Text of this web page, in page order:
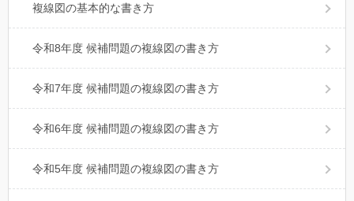
複線図の基本的な書き方
令和8年度 候補問題の複線図の書き方
令和7年度 候補問題の複線図の書き方
令和6年度 候補問題の複線図の書き方
令和5年度 候補問題の複線図の書き方